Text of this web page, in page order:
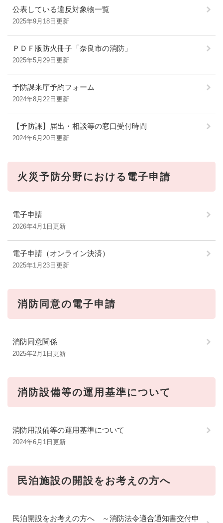
公表している違反対象物一覧
2025年9月18日更新
ＰＤＦ版防火冊子「奈良市の消防」
2025年5月29日更新
予防課来庁予約フォーム
2024年8月22日更新
【予防課】届出・相談等の窓口受付時間
2024年6月20日更新
火災予防分野における電子申請
電子申請
2026年4月1日更新
電子申請（オンライン決済）
2025年1月23日更新
消防同意の電子申請
消防同意関係
2025年2月1日更新
消防設備等の運用基準について
消防用設備等の運用基準について
2024年6月1日更新
民泊施設の開設をお考えの方へ
民泊開設をお考えの方へ ～消防法令適合通知書交付申